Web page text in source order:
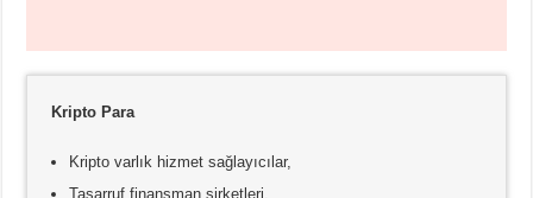
Kripto Para
Kripto varlık hizmet sağlayıcılar,
Tasarruf finansman şirketleri,